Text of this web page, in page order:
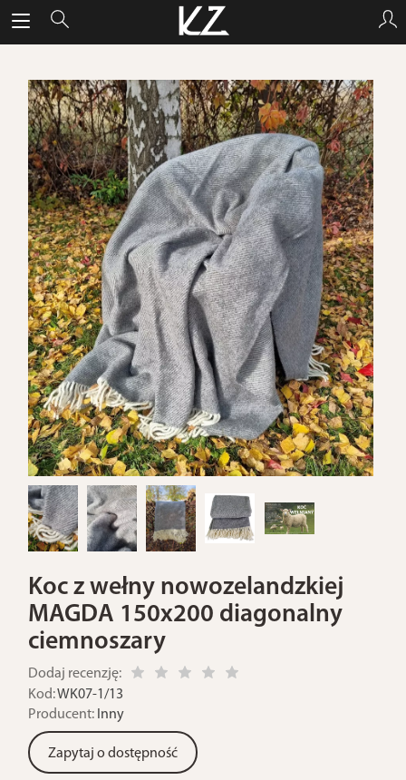
Koc z wełny nowozelandzkiej
MAGDA 150x200 diagonalny
ciemnoszary
Dodaj recenzję:
Kod:WK07-1/13
Producent: Inny
Zapytaj o dostępność